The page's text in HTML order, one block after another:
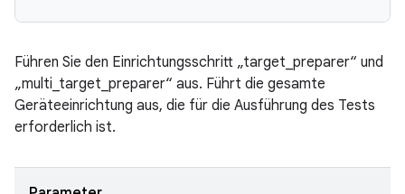
Führen Sie den Einrichtungsschritt „target_preparer“ und
„multi_target_preparer“ aus. Führt die gesamte
Geräteeinrichtung aus, die für die Ausführung des Tests
erforderlich ist.